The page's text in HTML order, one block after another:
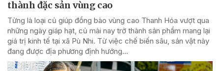
thành đặc sản vùng cao
Từng là loại củ giúp đồng bào vùng cao Thanh Hóa vượt qua
những ngày giáp hạt, củ mài nay trở thành sản phẩm mang lại
giá trị kinh tế tại xã Pù Nhi. Từ việc chế biến sâu, sản vật này
đang được địa phương định hướng...